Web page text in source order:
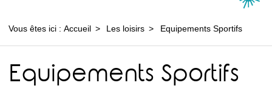
Vous êtes ici : Accueil Les loisirs Equipements Sportifs
Equipements Sportifs